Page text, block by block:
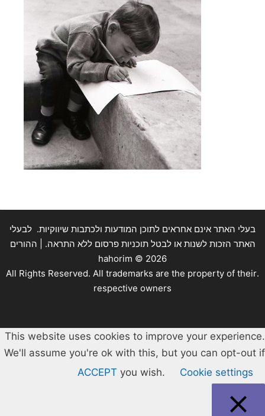
בעלי האתר אינם אחראים לתוכן המודעות ולכתבות שיווקיות. לבעלי
האתר הזכות לשנות או לבטל תוכניות פרסום ללא התראה. | ההורים
hahorim © 2026
.All Rights Reserved. All trademarks are the property of their
respective owners
This website uses cookies to improve your experience.
We'll assume you're ok with this, but you can opt-out if
you wish.
Cookie settings
ACCEPT